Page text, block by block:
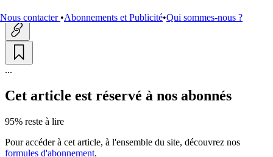
Nous contacter •Abonnements et Publicité•Qui sommes-nous ?
...
Cet article est réservé à nos abonnés
95% reste à lire
Pour accéder à cet article, à l'ensemble du site, découvrez nos
formules d'abonnement.